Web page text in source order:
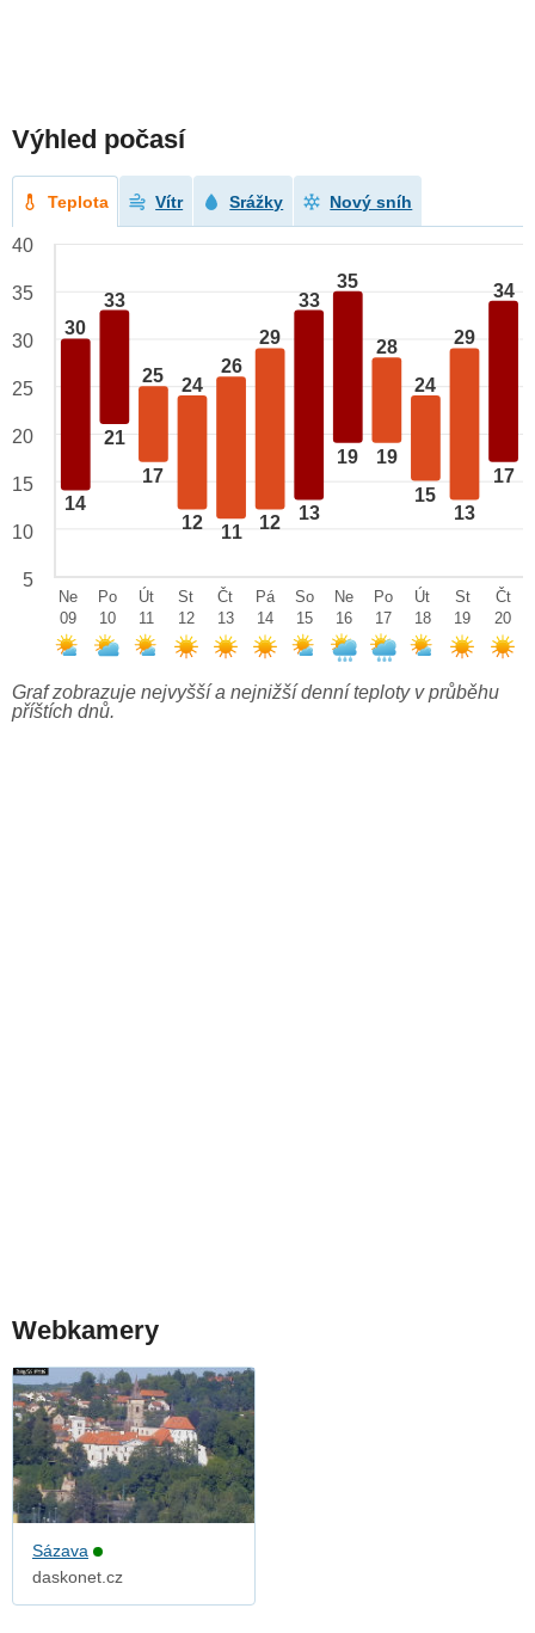
Výhled počasí
Teplota Vítr Srážky Nový sníh
30
14
33
21
25
17
24
12
26
11
29
12
33
13
35
19
28
19
24
15
29
13
34
17
40
35
30
25
20
15
10
5
Ne
09
Po
10
Út
11
St
12
Čt
13
Pá
14
So
15
Ne
16
Po
17
Út
18
St
19
Čt
20
Graf zobrazuje nejvyšší a nejnižší denní teploty v průběhu
příštích dnů.
Webkamery
Sázava
daskonet.cz